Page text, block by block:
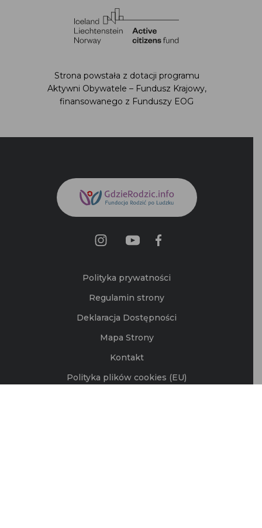
Strona powstała z dotacji programu
Aktywni Obywatele – Fundusz Krajowy,
finansowanego z Funduszy EOG
Polityka prywatności
Regulamin strony
Deklaracja Dostępności
Mapa Strony
Kontakt
Polityka plików cookies (EU)